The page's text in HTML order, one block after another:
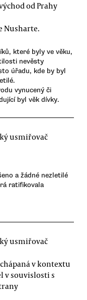
od Prahy
Nusharte.
které byly ve věku,
nevěsty
úřadu, kde by byl
vynucený či
byl věk dívky.
usmiřovač
a žádné nezletilé
ratifikovala
usmiřovač
v kontextu
v souvislosti s